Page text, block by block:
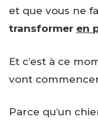
et que vous ne
transformer en
Et c’est à ce
vont
Parce qu’un